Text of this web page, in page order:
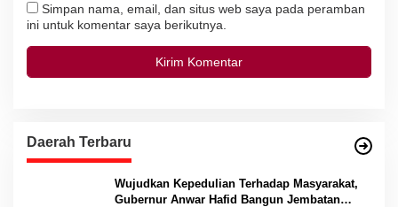
Simpan nama, email, dan situs web saya pada peramban
ini untuk komentar saya berikutnya.
Daerah Terbaru
Wujudkan Kepedulian Terhadap Masyarakat,
Gubernur Anwar Hafid Bangun Jembatan